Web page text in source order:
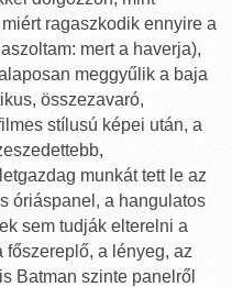
ragaszkodik ennyire a
mert a haverja),
meggyűlik a baja
összezavaró,
stílusú képei után, a
munkát tett le az
óriáspanel, a hangulatos
sem tudják elterelni a
főszereplő, a lényeg, az
Batman szinte panelről